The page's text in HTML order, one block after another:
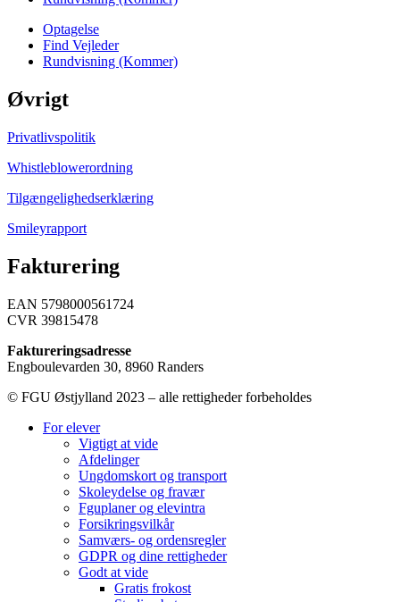
Optagelse
Find Vejleder
Rundvisning (Kommer)
Øvrigt
Privatlivspolitik
Whistleblowerordning
Tilgængelighedserklæring
Smileyrapport
Fakturering
EAN 5798000561724
CVR 39815478
Faktureringsadresse
Engboulevarden 30, 8960 Randers
© FGU Østjylland 2023 – alle rettigheder forbeholdes
For elever
Vigtigt at vide
Afdelinger
Ungdomskort og transport
Skoleydelse og fravær
Fguplaner og elevintra
Forsikringsvilkår
Samværs- og ordensregler
GDPR og dine rettigheder
Godt at vide
Gratis frokost